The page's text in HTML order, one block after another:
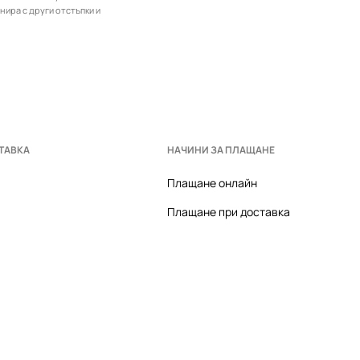
с други отстъпки и
НАЧИНИ ЗА ПЛАЩАНЕ
Плащане онлайн
Плащане при доставка